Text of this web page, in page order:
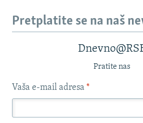
Pretplatite se na naš
Pratite nas
Vaša e-mail adresa *